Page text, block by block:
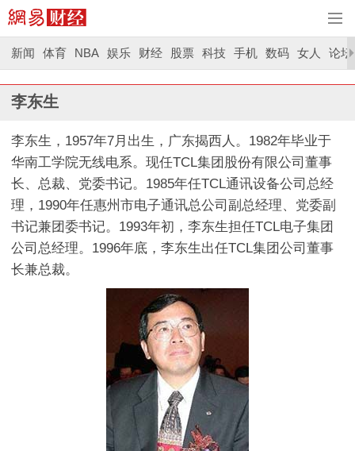
新闻 体育 NBA 娱乐 财经 股票 科技 手机 数码 女人 论坛
李东生
李东生，1957年7月出生，广东揭西人。1982年毕业于
华南工学院无线电系。现任TCL集团股份有限公司董事
长、总裁、党委书记。1985年任TCL通讯设备公司总经
理，1990年任惠州市电子通讯总公司副总经理、党委副
书记兼团委书记。1993年初，李东生担任TCL电子集团
公司总经理。1996年底，李东生出任TCL集团公司董事
长兼总裁。